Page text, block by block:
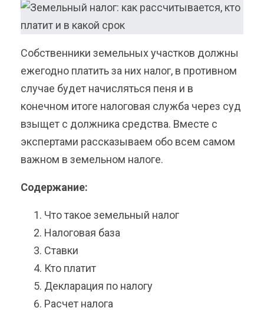
Собственники земельных участков должны
ежегодно платить за них налог, в противном
случае будет начисляться пеня и в
конечном итоге налоговая служба через суд
взыщет с должника средства. Вместе с
экспертами рассказываем обо всем самом
важном в земельном налоге.
Содержание:
Что такое земельный налог
Налоговая база
Ставки
Кто платит
Декларация по налогу
Расчет налога